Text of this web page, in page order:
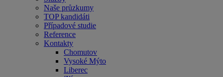
Naše průzkumy
TOP kandidáti
Případové studie
Reference
Kontakty
Chomutov
Vysoké Mýto
Liberec